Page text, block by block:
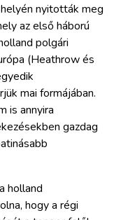
nyitották meg
az első háború
polgári
(Heathrow és
mai formájában.
is annyira
gazdag
holland
hogy a régi